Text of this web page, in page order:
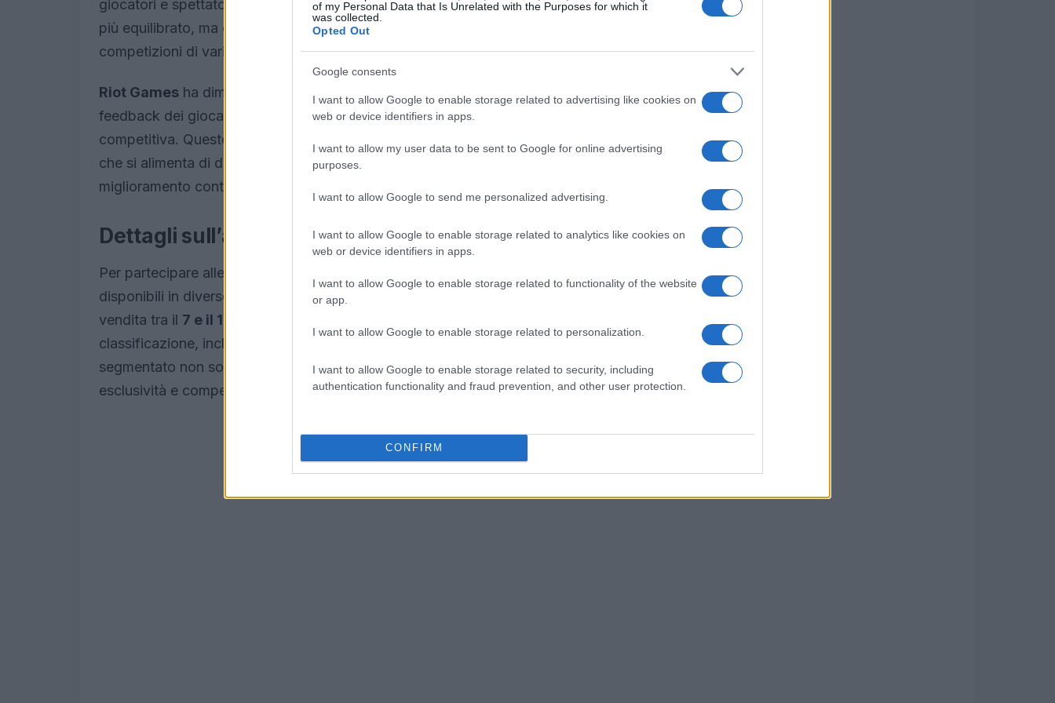
of my Personal Data that Is Unrelated with the Purposes for which it
was collected.
Opted Out
Google consents
I want to allow Google to enable storage related to advertising like cookies on
web or device identifiers in apps.
I want to allow my user data to be sent to Google for online advertising
purposes.
I want to allow Google to send me personalized advertising.
I want to allow Google to enable storage related to analytics like cookies on
web or device identifiers in apps.
I want to allow Google to enable storage related to functionality of the website
or app.
I want to allow Google to enable storage related to personalization.
I want to allow Google to enable storage related to security, including
authentication functionality and fraud prevention, and other user protection.
CONFIRM
giocatori e spettatori da tutto il mondo. Questo approccio non solo promuove un gioco
più equilibrato, ma crea anche opportunità per una maggiore accessibilità a
competizioni di vario livello, sia locali che internazionali.
Riot Games ha dimostrato un forte impegno verso la community di TFT, ascoltando i
feedback dei giocatori e apportando modifiche significative per migliorare l’esperienza
competitiva. Questo è un esempio chiaro di come il
che si alimenta di dati e interazioni dirette con il pubblico, creando un ciclo virtuoso di
miglioramento continuo.
Dettagli sull’acquisto dei pass e sull’evento
Per partecipare alle
disponibili in diverse fasi di prevendita. I pass per i concorrenti saranno messi in
vendita tra il 7 e il 10 settembre
classificazione, inclusi
Grandmaster
. Questo approccio
segmentato non solo facilita l’accesso per i giocatori, ma genera anche un senso di
esclusività e competizione fra i partecipanti.